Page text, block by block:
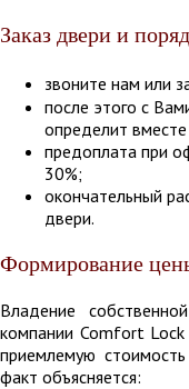
Заказ двери и
звоните нам или
после этого с
определит
предоплата при
30%;
окончательный
двери.
Формирование
Владение
компании Comfort Lock
приемлемую
факт объясняется: